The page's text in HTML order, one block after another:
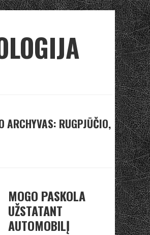
ARCHYVAS: RUGPJŪČIO,
MOGO PASKOLA
UŽSTATANT
AUTOMOBILĮ